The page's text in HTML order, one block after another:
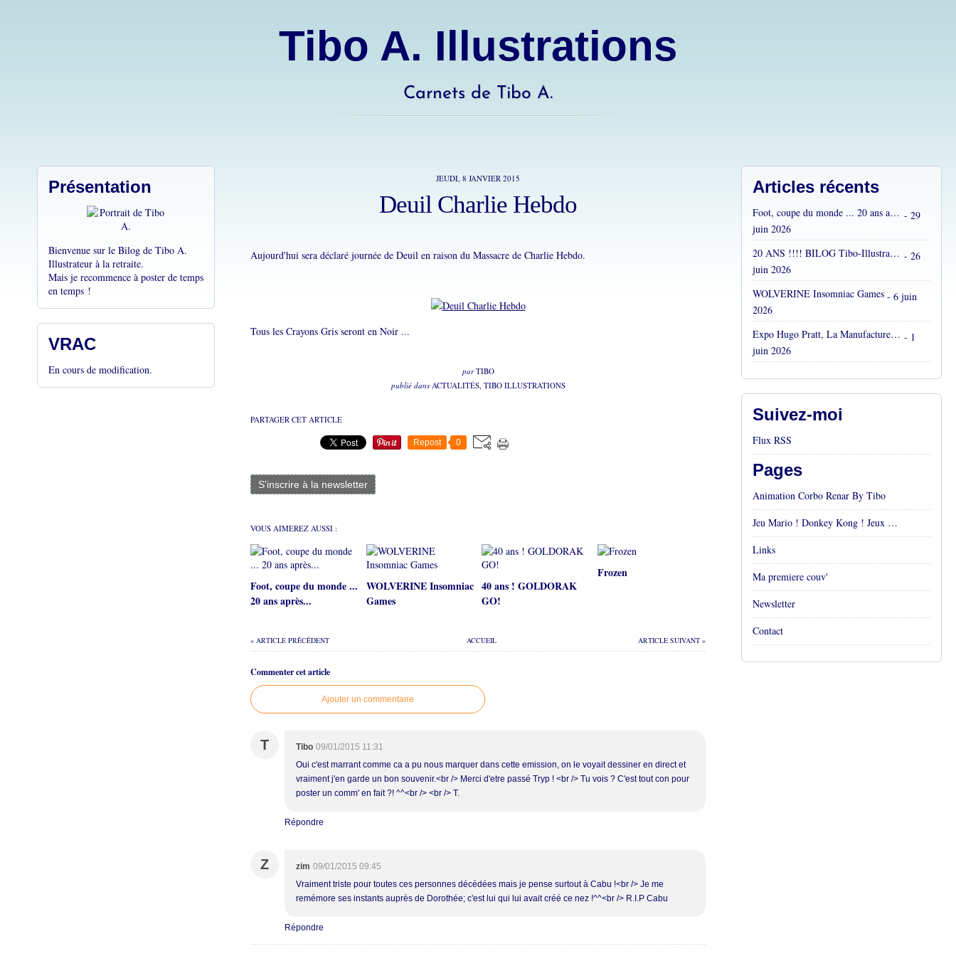
Tibo A. Illustrations
Carnets de Tibo A.
Présentation
Bienvenue sur le Bilog de Tibo A.
Illustrateur à la retraite.
Mais je recommence à poster de temps
en temps !
VRAC
En cours de modification.
JEUDI, 8 JANVIER 2015
Deuil Charlie Hebdo
Aujourd'hui sera déclaré journée de Deuil en raison du Massacre de Charlie Hebdo.
Tous les Crayons Gris seront en Noir ...
parTIBO
publié dans ACTUALITÉS, TIBO ILLUSTRATIONS
PARTAGER CET ARTICLE
Repost 0
S'inscrire à la newsletter
VOUS AIMEREZ AUSSI :
Foot, coupe du monde ...
20 ans après...
WOLVERINE Insomniac
Games
40 ans ! GOLDORAK
GO!
Frozen
ACCUEIL
« ARTICLE PRÉCÉDENT ARTICLE SUIVANT »
Commenter cet article
Ajouter un commentaire
T Tibo 09/01/2015 11:31
Oui c'est marrant comme ca a pu nous marquer dans cette emission, on le voyait dessiner en direct et
vraiment j'en garde un bon souvenir.<br /> Merci d'etre passé Tryp ! <br /> Tu vois ? C'est tout con pour
poster un comm' en fait ?! ^^<br /> <br /> T.
Répondre
Z zim 09/01/2015 09:45
Vraiment triste pour toutes ces personnes décédées mais je pense surtout à Cabu !<br /> Je me
remémore ses instants auprès de Dorothée; c'est lui qui lui avait créé ce nez !^^<br /> R.I.P Cabu
Répondre
Articles récents
Foot, coupe du monde ... 20 ans après... - 29
juin 2026
20 ANS !!!! BILOG Tibo-Illustrations !! C'est fou ! - 26
juin 2026
WOLVERINE Insomniac Games - 6 juin
2026
Expo Hugo Pratt, La Manufacture, Aix en Provence, Mai 2026 - 1
juin 2026
Suivez-moi
Flux RSS
Pages
Animation Corbo Renar By Tibo
Jeu Mario ! Donkey Kong ! Jeux vidéos Rétro !
Links
Ma premiere couv'
Newsletter
Contact